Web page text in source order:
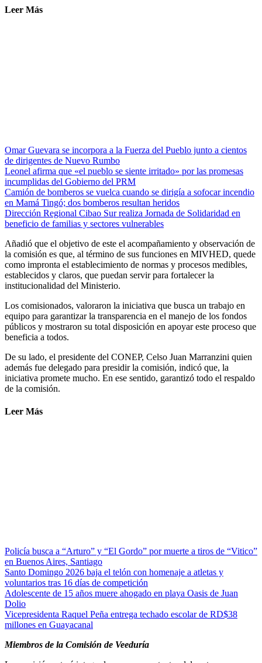
Leer Más
Omar Guevara se incorpora a la Fuerza del Pueblo junto a cientos
de dirigentes de Nuevo Rumbo
Leonel afirma que «el pueblo se siente irritado» por las promesas
incumplidas del Gobierno del PRM
Camión de bomberos se vuelca cuando se dirigía a sofocar incendio
en Mamá Tingó; dos bomberos resultan heridos
Dirección Regional Cibao Sur realiza Jornada de Solidaridad en
beneficio de familias y sectores vulnerables
Añadió que el objetivo de este el acompañamiento y observación de
la comisión es que, al término de sus funciones en MIVHED, quede
como impronta el establecimiento de normas y procesos medibles,
establecidos y claros, que puedan servir para fortalecer la
institucionalidad del Ministerio.
Los comisionados, valoraron la iniciativa que busca un trabajo en
equipo para garantizar la transparencia en el manejo de los fondos
públicos y mostraron su total disposición en apoyar este proceso que
beneficia a todos.
De su lado, el presidente del CONEP, Celso Juan Marranzini quien
además fue delegado para presidir la comisión, indicó que, la
iniciativa promete mucho. En ese sentido, garantizó todo el respaldo
de la comisión.
Leer Más
Policía busca a “Arturo” y “El Gordo” por muerte a tiros de “Vitico”
en Buenos Aires, Santiago
Santo Domingo 2026 baja el telón con homenaje a atletas y
voluntarios tras 16 días de competición
Adolescente de 15 años muere ahogado en playa Oasis de Juan
Dolio
Vicepresidenta Raquel Peña entrega techado escolar de RD$38
millones en Guayacanal
Miembros de la Comisión de Veeduría